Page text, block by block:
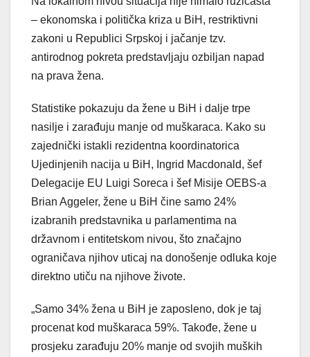
– ekonomska i politička kriza u BiH, restriktivni
zakoni u Republici Srpskoj i jačanje tzv.
antirodnog pokreta predstavljaju ozbiljan napad
na prava žena.
Statistike pokazuju da žene u BiH i dalje trpe
nasilje i zarađuju manje od muškaraca. Kako su
zajednički istakli rezidentna koordinatorica
Ujedinjenih nacija u BiH, Ingrid Macdonald, šef
Delegacije EU Luigi Soreca i šef Misije OEBS-a
Brian Aggeler, žene u BiH čine samo 24%
izabranih predstavnika u parlamentima na
državnom i entitetskom nivou, što značajno
ograničava njihov uticaj na donošenje odluka koje
direktno utiču na njihove živote.
„Samo 34% žena u BiH je zaposleno, dok je taj
procenat kod muškaraca 59%. Takođe, žene u
prosjeku zarađuju 20% manje od svojih muških